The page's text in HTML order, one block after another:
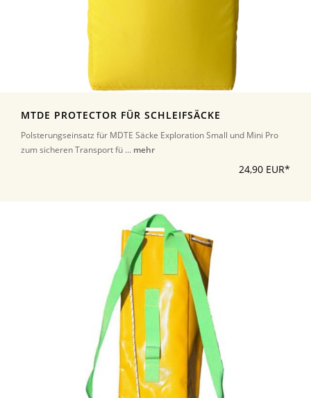
MTDE PROTECTOR FÜR SCHLEIFSÄCKE
Polsterungseinsatz für MDTE Säcke Exploration Small und Mini Pro
zum sicheren Transport fü ... mehr
24,90 EUR*